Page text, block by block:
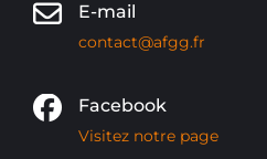
E-mail
contact@afgg.fr
Facebook
Visitez notre page